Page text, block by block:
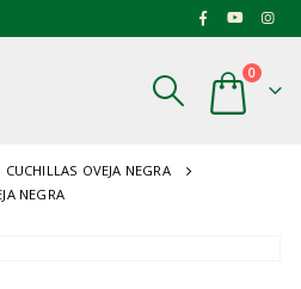
0
CUCHILLAS OVEJA NEGRA
NEGRA